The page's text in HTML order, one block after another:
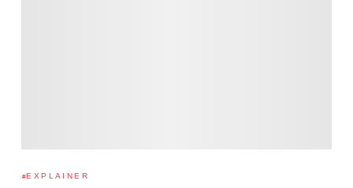
EXPLAINER